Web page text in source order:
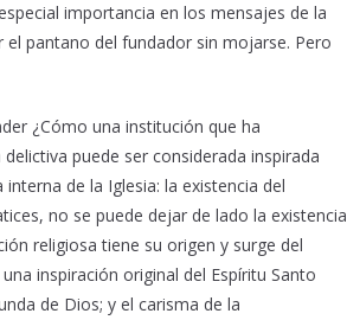
importancia en los mensajes de la
pantano del fundador sin mojarse. Pero
¿Cómo una institución que ha
puede ser considerada inspirada
de la Iglesia: la existencia del
no se puede dejar de lado la existencia
religiosa tiene su origen y surge del
inspiración original del Espíritu Santo
de Dios; y el carisma de la